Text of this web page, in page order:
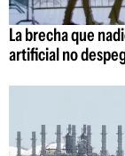
La brecha que
artificial no